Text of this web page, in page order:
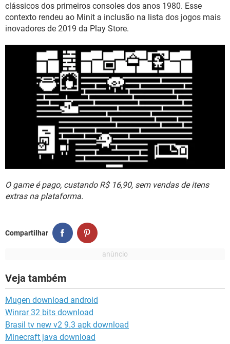
clássicos dos primeiros consoles dos anos 1980. Esse
contexto rendeu ao Minit a inclusão na lista dos jogos mais
inovadores de 2019 da Play Store.
O game é pago, custando R$ 16,90, sem vendas de itens
extras na plataforma.
Compartilhar
Veja também
Mugen download android
Winrar 32 bits download
Brasil tv new v2 9.3 apk download
Minecraft java download